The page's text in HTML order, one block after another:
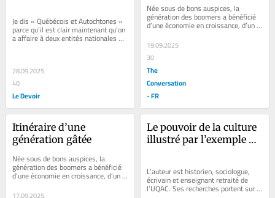
Je dis « Québécois et Autochtones »
parce qu’il est clair maintenant qu’on
a affaire à deux entités nationales
28.09.2025
40
Le Devoir
la société… et continue
de le faire
Née sous de bons auspices, la
génération des boomers a bénéficié
d’une économie en croissance, d’un
nouvelles.
19.09.2025
30
The
Conversation
- FR
Itinéraire d’une
génération gâtée
Née sous de bons auspices, la
génération des boomers a bénéficié
d’une économie en croissance, d’un
nouvelles.
17.09.2025
Le pouvoir de la culture
illustré par l’exemple
L’auteur est historien, sociologue,
écrivain et enseignant retraité de
l’UQAC. Ses recherches portent sur